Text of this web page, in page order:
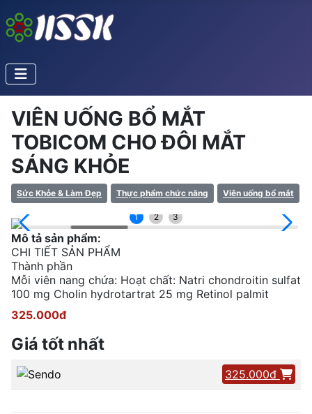
VIÊN UỐNG BỔ MẮT
TOBICOM CHO ĐÔI MẮT
SÁNG KHỎE
Sức Khỏe & Làm Đẹp Thực phẩm chức năng Viên uống bổ mắt
1 2 3
Mô tả sản phẩm:
CHI TIẾT SẢN PHẨM
Thành phần
Mỗi viên nang chứa: Hoạt chất: Natri chondroitin sulfat
100 mg Cholin hydrotartrat 25 mg Retinol palmit
325.000đ
Giá tốt nhất
325.000đ